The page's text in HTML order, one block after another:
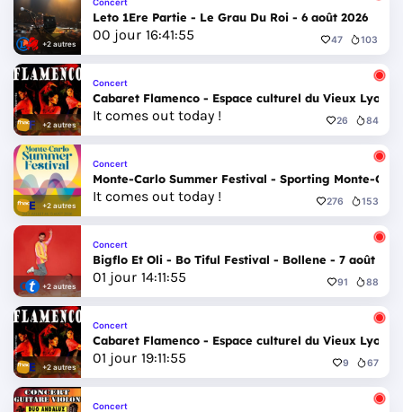
+2 autres
Leto 1Ere Partie - Le Grau Du Roi - 6 août 2026
00 jour 16:41:52 47 103
+2 autres
Concert
Cabaret Flamenco - Espace culturel du Vieux Lyon -
It comes out today ! 26 84
+2 autres
Concert
Monte-Carlo Summer Festival - Sporting Monte-
It comes out today ! 276 153
+2 autres
Concert
Bigflo Et Oli - Bo Tiful Festival - Bollene - 7 août
01 jour 14:11:52 91 88
+2 autres
Concert
Cabaret Flamenco - Espace culturel du Vieux Lyon -
01 jour 19:11:52 9 67
Concert